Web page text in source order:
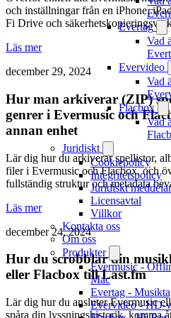
Evertag
Vad
Evervideo
Vad
Flacbox
Vad
Juridiskt
Cookiepolicy
Integritetspolicy
Juridiskt
Licensavtal
Villkor
Kontakta oss
Om oss
Produkter
Evermusic -
Mac
Evertag -
Evervideo - HD-
och inställningar från en iPhone,
Fi Drive och
Läs mer
december 29, 2024
Hur man arkiverar (ZIP)
genrer i Evermusic och
annan enhet
Lär dig hur du arkiverar spellistor,
filer i Evermusic och Flacbox, och
fullständig struktur och metadata
Läs mer
december 24, 2024
Hur du scrobblar din
eller Flacbox till Last.fm
Lär dig hur du ansluter Evermusic
spåra din lyssningshistorik, komma